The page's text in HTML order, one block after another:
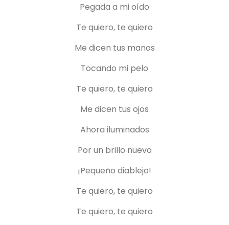
Pegada a mi oído
Te quiero, te quiero
Me dicen tus manos
Tocando mi pelo
Te quiero, te quiero
Me dicen tus ojos
Ahora iluminados
Por un brillo nuevo
¡Pequeño diablejo!
Te quiero, te quiero
Te quiero, te quiero